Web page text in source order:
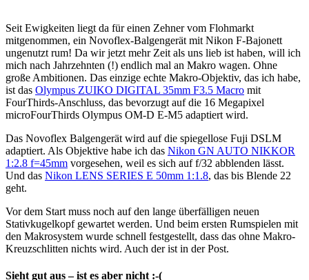
Seit Ewigkeiten liegt da für einen Zehner vom Flohmarkt
mitgenommen, ein Novoflex-Balgengerät mit Nikon F-Bajonett
ungenutzt rum! Da wir jetzt mehr Zeit als uns lieb ist haben, will ich
mich nach Jahrzehnten (!) endlich mal an Makro wagen. Ohne
große Ambitionen. Das einzige echte Makro-Objektiv, das ich habe,
ist das Olympus ZUIKO DIGITAL 35mm F3.5 Macro mit
FourThirds-Anschluss, das bevorzugt auf die 16 Megapixel
microFourThirds Olympus OM-D E-M5 adaptiert wird.
Das Novoflex Balgengerät wird auf die spiegellose Fuji DSLM
adaptiert. Als Objektive habe ich das Nikon GN AUTO NIKKOR
1:2.8 f=45mm vorgesehen, weil es sich auf f/32 abblenden lässt.
Und das Nikon LENS SERIES E 50mm 1:1.8, das bis Blende 22
geht.
Vor dem Start muss noch auf den lange überfälligen neuen
Stativkugelkopf gewartet werden. Und beim ersten Rumspielen mit
den Makrosystem wurde schnell festgestellt, dass das ohne Makro-
Kreuzschlitten nichts wird. Auch der ist in der Post.
Sieht gut aus – ist es aber nicht :-(